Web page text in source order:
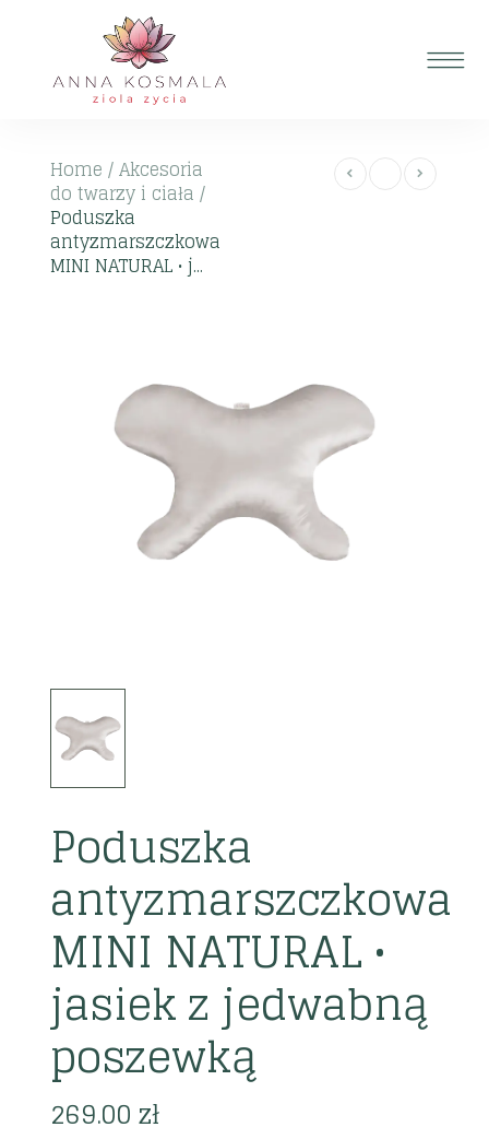
Home /Akcesoria
do twarzy i ciała /
Poduszka
antyzmarszczkowa
MINI NATURAL • j...
Poduszka
antyzmarszczkowa
MINI NATURAL •
jasiek z jedwabną
poszewką
269.00zł